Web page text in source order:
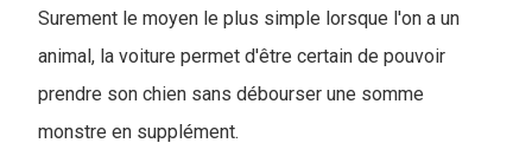
Surement le moyen le plus simple lorsque l'on a un
animal, la voiture permet d'être certain de pouvoir
prendre son chien sans débourser une somme
monstre en supplément.